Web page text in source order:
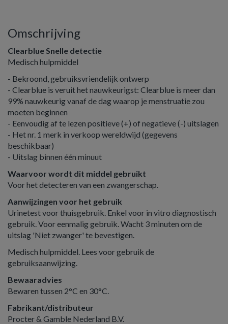
Omschrijving
Clearblue Snelle detectie
Medisch hulpmiddel
- Bekroond, gebruiksvriendelijk ontwerp
- Clearblue is veruit het nauwkeurigst: Clearblue is meer dan
99% nauwkeurig vanaf de dag waarop je menstruatie zou
moeten beginnen
- Eenvoudig af te lezen positieve (+) of negatieve (-) uitslagen
- Het nr. 1 merk in verkoop wereldwijd (gegevens
beschikbaar)
- Uitslag binnen één minuut
Waarvoor wordt dit middel gebruikt
Voor het detecteren van een zwangerschap.
Aanwijzingen voor het gebruik
Urinetest voor thuisgebruik. Enkel voor in vitro diagnostisch
gebruik. Voor eenmalig gebruik. Wacht 3 minuten om de
uitslag 'Niet zwanger' te bevestigen.
Medisch hulpmiddel. Lees voor gebruik de
gebruiksaanwijzing.
Bewaaradvies
Bewaren tussen 2°C en 30°C.
Fabrikant/distributeur
Procter & Gamble Nederland B.V.